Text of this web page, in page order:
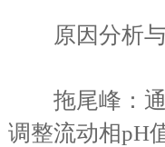
原因分析与
拖尾峰：通
调整流动相pH